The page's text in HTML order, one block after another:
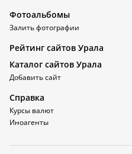
Фотоальбомы
Залить фотографии
Рейтинг сайтов Урала
Каталог сайтов Урала
Добавить сайт
Справка
Курсы валют
Иноагенты